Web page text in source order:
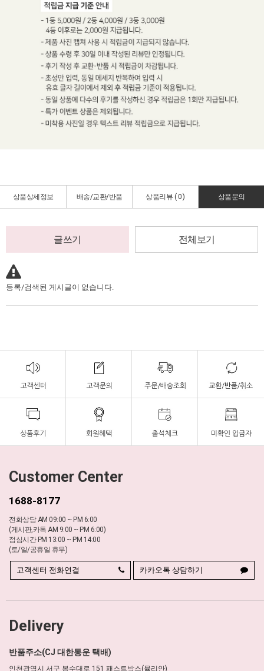
상품상세정보 배송/교환/반품 상품리뷰 ( 0) 상품문의
글쓰기 전체보기
등록/검색된 게시글이 없습니다.
Customer Center
1688-8177
전화상담 AM 09:00 ~ PM 6:00
(게시판,카톡 AM 9:00 ~ PM 6:00)
점심시간 PM 13:00 ~ PM 14:00
(토/일/공휴일 휴무)
고객센터 전화연결 카카오톡 상담하기
Delivery
반품주소(CJ 대한통운 택배)
인천광역시 서구 봉수대로 151 패스트박스(뮬리안)